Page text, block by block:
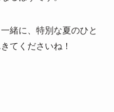
緒に、特別な夏のひと
てくださいね！